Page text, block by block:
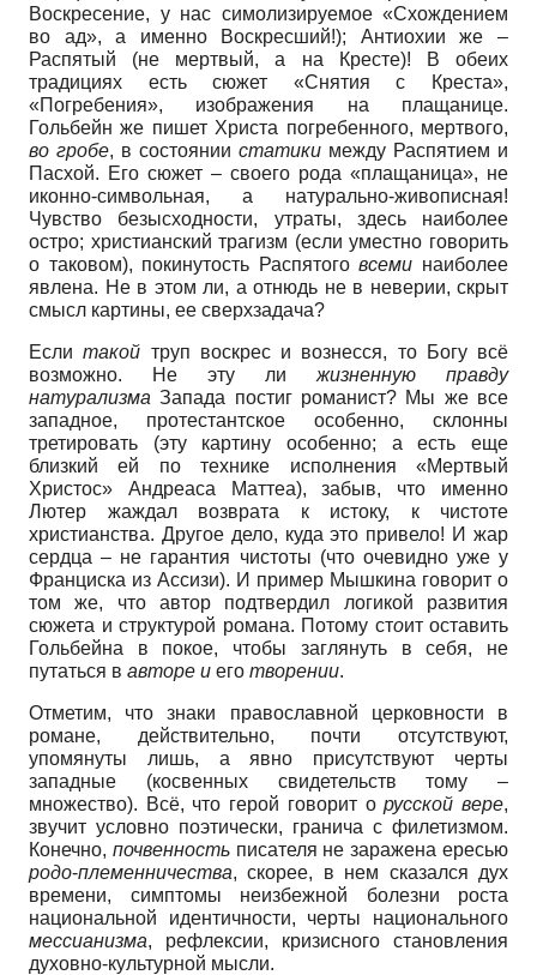
Воскресение, у нас симолизируемое «Схождением
во ад», а именно Воскресший!); Антиохии же –
Распятый (не мертвый, а на Кресте)! В обеих
традициях есть сюжет «Снятия с Креста»,
«Погребения», изображения на плащанице.
Гольбейн же пишет Христа погребенного, мертвого,
во гробе, в состоянии статики между Распятием и
Пасхой. Его сюжет – своего рода «плащаница», не
иконно-символьная, а натурально-живописная!
Чувство безысходности, утраты, здесь наиболее
остро; христианский трагизм (если уместно говорить
о таковом), покинутость Распятоговсеми наиболее
явлена. Не в этом ли, а отнюдь не в неверии, скрыт
смысл картины, ее сверхзадача?
Еслитакой труп воскрес и вознесся, то Богу всё
возможно. Не эту ли жизненную правду
натурализма Запада постиг романист? Мы же все
западное, протестантское особенно, склонны
третировать (эту картину особенно; а есть еще
близкий ей по технике исполнения «Мертвый
Христос» Андреаса Маттеа), забыв, что именно
Лютер жаждал возврата к истоку, к чистоте
христианства. Другое дело, куда это привело! И жар
сердца – не гарантия чистоты (что очевидно уже у
Франциска из Ассизи). И пример Мышкина говорит о
том же, что автор подтвердил логикой развития
сюжета и структурой романа. Потому стоит оставить
Гольбейна в покое, чтобы заглянуть в себя, не
путаться в авторе и его творении.
Отметим, что знаки православной церковности в
романе, действительно, почти отсутствуют,
упомянуты лишь, а явно присутствуют черты
западные (косвенных свидетельств тому –
множество). Всё, что герой говорит орусской вере,
звучит условно поэтически, гранича с филетизмом.
Конечно, почвенностьписателя не заражена ересью
родо-племенничества, скорее, в нем сказался дух
времени, симптомы неизбежной болезни роста
национальной идентичности, черты национального
мессианизма, рефлексии, кризисного становления
духовно-культурной мысли.